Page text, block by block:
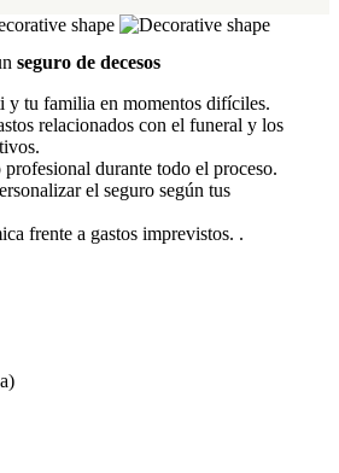
seguro de decesos
y tu familia en momentos difíciles.
relacionados con el funeral y los
durante todo el proceso.
el seguro según tus
frente a gastos imprevistos. .